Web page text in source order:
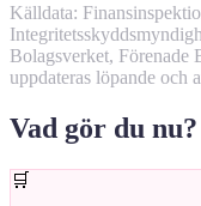
Källdata:
Bolagsverket, Förenade
uppdateras löpande och
Vad gör du nu?
🛒